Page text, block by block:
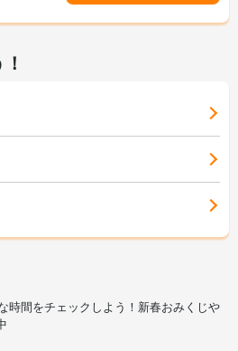
時間をチェックしよう！新春おみくじや